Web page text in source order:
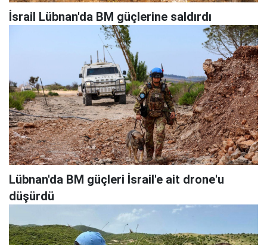
İsrail Lübnan'da BM güçlerine saldırdı
Lübnan'da BM güçleri İsrail'e ait drone'u
düşürdü